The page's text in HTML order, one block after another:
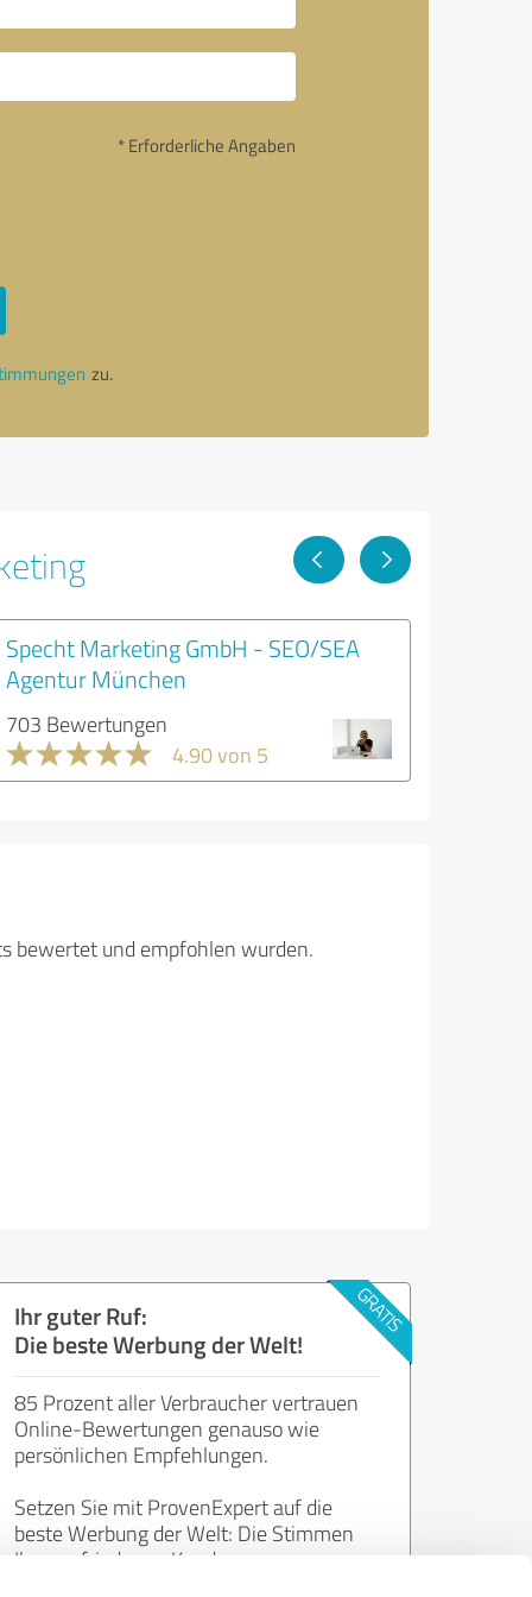
* Erforderliche Angaben
zu.
Specht Marketing GmbH - SEO/SEA
Agentur München
703 Bewertungen
4.90 von 5
bewertet und empfohlen wurden.
Ihr guter Ruf:
Die beste Werbung der Welt!
85 Prozent aller Verbraucher vertrauen
Online-Bewertungen genauso wie
persönlichen Empfehlungen.
Setzen Sie mit ProvenExpert auf die
beste Werbung der Welt: Die Stimmen
Ihrer zufriedenen Kunden.